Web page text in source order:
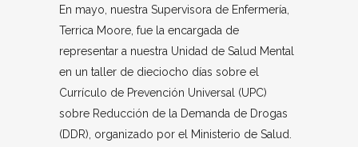
En mayo, nuestra Supervisora de Enfermería,
Terrica Moore, fue la encargada de
representar a nuestra Unidad de Salud Mental
en un taller de dieciocho días sobre el
Currículo de Prevención Universal (UPC)
sobre Reducción de la Demanda de Drogas
(DDR), organizado por el Ministerio de Salud.